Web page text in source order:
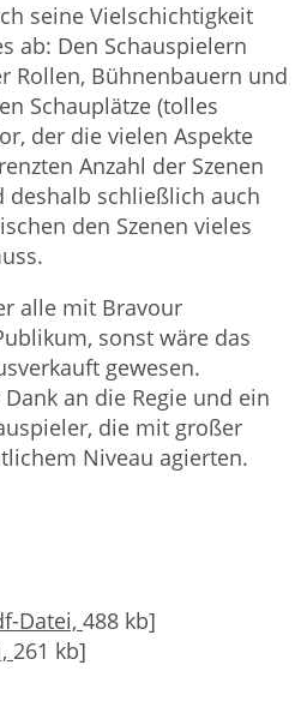
seine Vielschichtigkeit
ab: Den Schauspielern
Rollen, Bühnenbauern und
Schauplätze (tolles
der die vielen Aspekte
Anzahl der Szenen
schließlich auch
den Szenen vieles
alle mit Bravour
sonst wäre das
gewesen.
an die Regie und ein
die mit großer
Niveau agierten.
Datei, 488 kb]
261 kb]